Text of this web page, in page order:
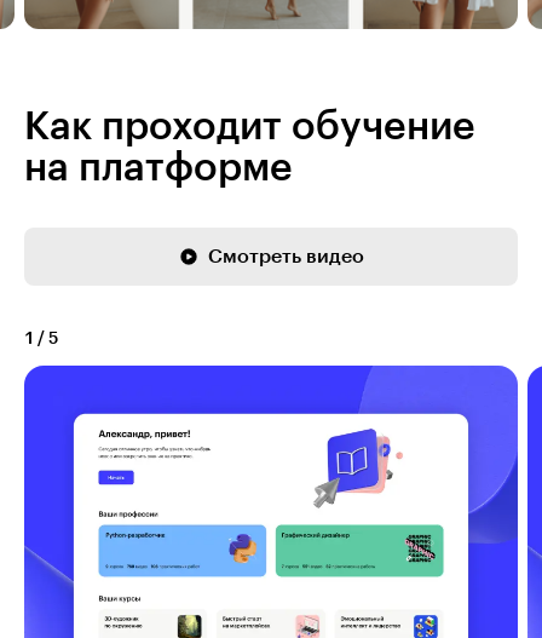
Как проходит обучение
на платформе
Смотреть видео
1 / 5